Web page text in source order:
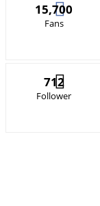
15,700
Fans
712
Follower